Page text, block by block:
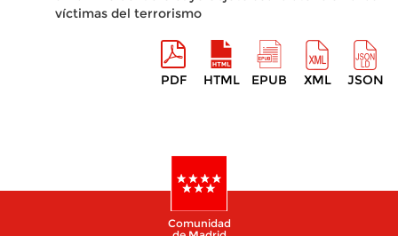
víctimas del terrorismo
PDF HTML EPUB XML JSON
Comunidad